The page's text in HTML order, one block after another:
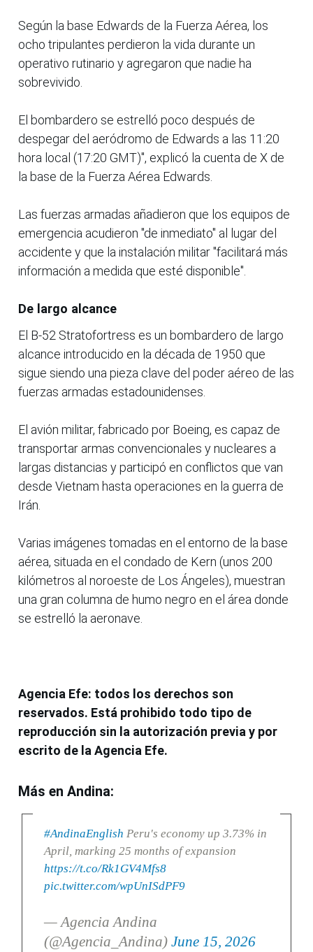
Según la base Edwards de la Fuerza Aérea, los
ocho tripulantes perdieron la vida durante un
operativo rutinario y agregaron que nadie ha
sobrevivido.
El bombardero se estrelló poco después de
despegar del aeródromo de Edwards a las 11:20
hora local (17:20 GMT)", explicó la cuenta de X de
la base de la Fuerza Aérea Edwards.
Las fuerzas armadas añadieron que los equipos de
emergencia acudieron "de inmediato" al lugar del
accidente y que la instalación militar "facilitará más
información a medida que esté disponible".
De largo alcance
El B-52 Stratofortress es un bombardero de largo
alcance introducido en la década de 1950 que
sigue siendo una pieza clave del poder aéreo de las
fuerzas armadas estadounidenses.
El avión militar, fabricado por Boeing, es capaz de
transportar armas convencionales y nucleares a
largas distancias y participó en conflictos que van
desde Vietnam hasta operaciones en la guerra de
Irán.
Varias imágenes tomadas en el entorno de la base
aérea, situada en el condado de Kern (unos 200
kilómetros al noroeste de Los Ángeles), muestran
una gran columna de humo negro en el área donde
se estrelló la aeronave.
Agencia Efe: todos los derechos son
reservados. Está prohibido todo tipo de
reproducción sin la autorización previa y por
escrito de la Agencia Efe.
Más en Andina:
#AndinaEnglish Peru's economy up 3.73% in
April, marking 25 months of expansion
https://t.co/Rk1GV4Mfs8
pic.twitter.com/wpUnISdPF9
— Agencia Andina
(@Agencia_Andina) June 15, 2026